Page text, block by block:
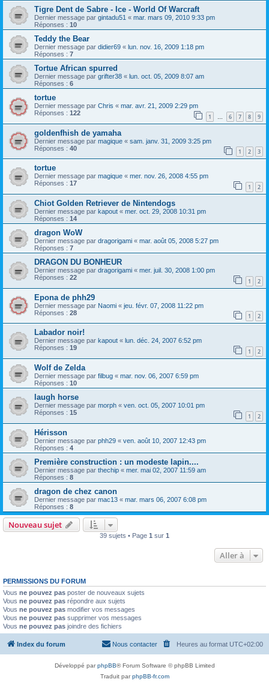
Tigre Dent de Sabre - Ice - World Of Warcraft
Dernier message par gintadu51 « mar. mars 09, 2010 9:33 pm
Réponses : 10
Teddy the Bear
Dernier message par didier69 « lun. nov. 16, 2009 1:18 pm
Réponses : 7
Tortue African spurred
Dernier message par grifter38 « lun. oct. 05, 2009 8:07 am
Réponses : 6
tortue
Dernier message par Chris « mar. avr. 21, 2009 2:29 pm
Réponses : 122 1 … 6 7 8 9
goldenfhish de yamaha
Dernier message par magique « sam. janv. 31, 2009 3:25 pm
Réponses : 40 1 2 3
tortue
Dernier message par magique « mer. nov. 26, 2008 4:55 pm
Réponses : 17 1 2
Chiot Golden Retriever de Nintendogs
Dernier message par kapout « mer. oct. 29, 2008 10:31 pm
Réponses : 14
dragon WoW
Dernier message par dragorigami « mar. août 05, 2008 5:27 pm
Réponses : 7
DRAGON DU BONHEUR
Dernier message par dragorigami « mer. juil. 30, 2008 1:00 pm
Réponses : 22 1 2
Epona de phh29
Dernier message par Naomi « jeu. févr. 07, 2008 11:22 pm
Réponses : 28 1 2
Labador noir!
Dernier message par kapout « lun. déc. 24, 2007 6:52 pm
Réponses : 19 1 2
Wolf de Zelda
Dernier message par filbug « mar. nov. 06, 2007 6:59 pm
Réponses : 10
laugh horse
Dernier message par morph « ven. oct. 05, 2007 10:01 pm
Réponses : 15 1 2
Hérisson
Dernier message par phh29 « ven. août 10, 2007 12:43 pm
Réponses : 4
Première construction : un modeste lapin....
Dernier message par thechip « mer. mai 02, 2007 11:59 am
Réponses : 8
dragon de chez canon
Dernier message par mac13 « mar. mars 06, 2007 6:08 pm
Réponses : 8
Nouveau sujet
39 sujets • Page 1 sur 1
Aller à
PERMISSIONS DU FORUM
Vous ne pouvez pas poster de nouveaux sujets
Vous ne pouvez pas répondre aux sujets
Vous ne pouvez pas modifier vos messages
Vous ne pouvez pas supprimer vos messages
Vous ne pouvez pas joindre des fichiers
Index du forum Heures au format UTC+02:00
Nous contacter
Développé parphpBB® Forum Software © phpBB Limited
Traduit parphpBB-fr.com